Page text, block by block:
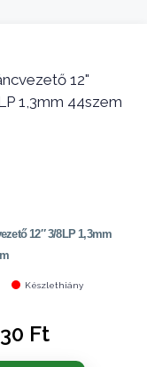
12″ 3/8LP 1,3mm
Készlethiány
Ft